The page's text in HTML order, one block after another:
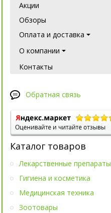
Акции
Обзоры
Оплата и доставка
О компании
Контакты
Обратная связь
Каталог товаров
Лекарственные препараты
Гигиена и косметика
Медицинская техника
Зоотовары